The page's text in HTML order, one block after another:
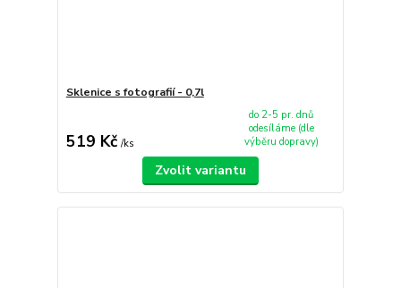
Sklenice s fotografií - 0,7l
519 Kč /ks
do 2-5 pr. dnů
odesíláme (dle
výběru dopravy)
Zvolit variantu